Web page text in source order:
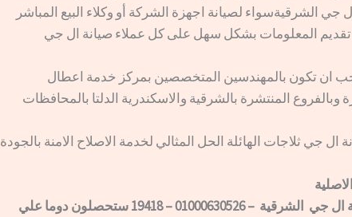
جي الشرقيةسواء لصيانة اجهزة الشركة أو وكلاء البيع المباشر
المعلومات بشكل سهل على كل عملاء صيانة ال جي
ان تكون بالمهندسين المتخصصين بمركز خدمة اعطال
المنتشرة بالشرقية والاسكندرية الدلتا بالمحافظات
جي ثلاجات الهائلة الحل المثالي لخدمة الاصلاح الامنة بالجودة
عند اتصالكم علي رقم صيانة ال جي الشرقية – 01000630526 – 19418 ستحصلون دوما علي